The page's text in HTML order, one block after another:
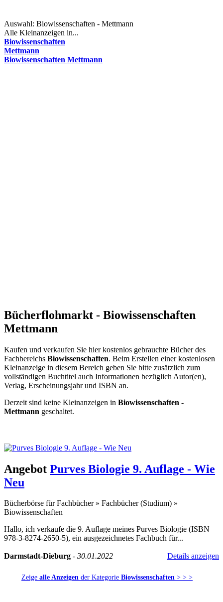
Auswahl: Biowissenschaften - Mettmann
Alle Kleinanzeigen in...
Biowissenschaften
Mettmann
Biowissenschaften Mettmann
Bücherflohmarkt - Biowissenschaften
Mettmann
Kaufen und verkaufen Sie hier kostenlos gebrauchte Bücher des
Fachbereichs Biowissenschaften. Beim Erstellen einer kostenlosen
Kleinanzeige in diesem Bereich geben Sie bitte zusätzlich zum
vollständigen Buchtitel auch Informationen bezüglich Autor(en),
Verlag, Erscheinungsjahr und ISBN an.
Derzeit sind keine Kleinanzeigen in Biowissenschaften -
Mettmann geschaltet.
Angebot Purves Biologie 9. Auflage - Wie
Neu
Bücherbörse für Fachbücher » Fachbücher (Studium) »
Biowissenschaften
Hallo, ich verkaufe die 9. Auflage meines Purves Biologie (ISBN
978-3-8274-2650-5), ein ausgezeichnetes Fachbuch für...
Darmstadt-Dieburg - 30.01.2022 Details anzeigen
Zeige alle Anzeigen der Kategorie Biowissenschaften > > >